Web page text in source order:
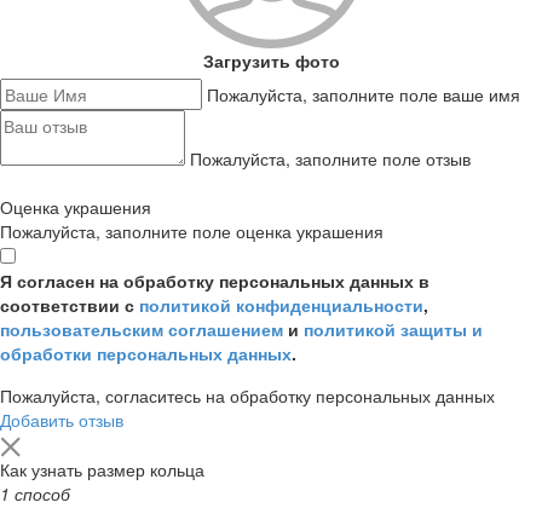
Загрузить фото
Пожалуйста, заполните поле ваше имя
Пожалуйста, заполните поле отзыв
Оценка украшения
Пожалуйста, заполните поле оценка украшения
Я согласен на обработку персональных данных в
соответствии с политикой конфиденциальности,
пользовательским соглашением и политикой защиты и
обработки персональных данных.
Пожалуйста, согласитесь на обработку персональных данных
Добавить отзыв
Как узнать размер кольца
1 способ